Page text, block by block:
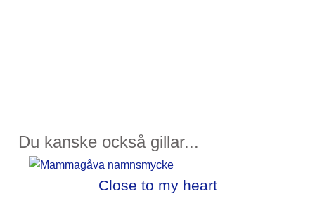
Du kanske också gillar...
Close to my heart